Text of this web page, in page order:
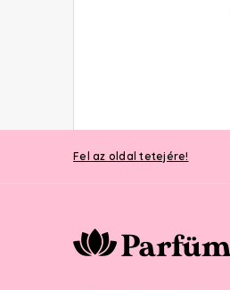
Fel az oldal tetejére!